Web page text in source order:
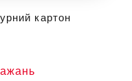
картон